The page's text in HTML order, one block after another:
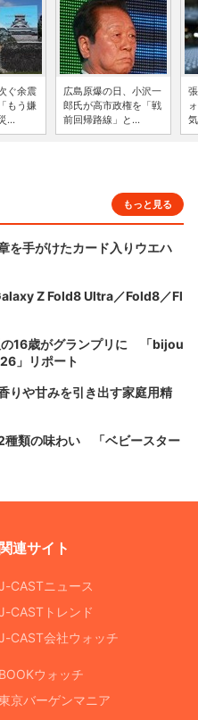
ぐ余震
もう嫌
...
広島原爆の日、小沢一
郎氏が高市政権を「戦
前回帰路線」と...
もっと見る
を手がけたカード入りウエハ
Z Fold8 Ultra／Fold8／Fl
の16歳がグランプリに 「bijou
」リポート
や甘みを引き出す家庭用精
種類の味わい 「ベビースター
関連サイト
CASTニュース
CASTトレンド
CAST会社ウォッチ
BOOKウォッチ
京バーゲンマニア